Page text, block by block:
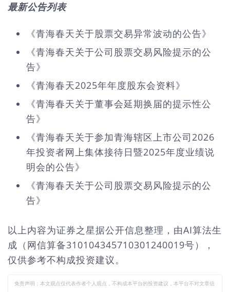
最新公告列表
《青海春天关于股票交易异常波动的公告》
《青海春天关于公司股票交易风险提示的公
告》
《青海春天2025年年度股东会资料》
《青海春天关于董事会延期换届的提示性公
告》
《青海春天关于参加青海辖区上市公司2026
年投资者网上集体接待日暨2025年度业绩说
明会的公告》
《青海春天关于公司股票交易风险提示的公
告》
以上内容为证券之星据公开信息整理，由AI算法生
成（网信算备310104345710301240019号），
仅供参考不构成投资建议。
免责声明：本文观点仅代表作者个人观点，不构成本平台的投资建议，本平台不对文章信